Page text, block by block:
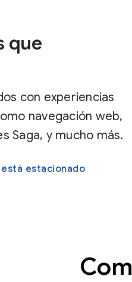
que
con experiencias
navegación web,
Saga, y mucho más.
estacionado